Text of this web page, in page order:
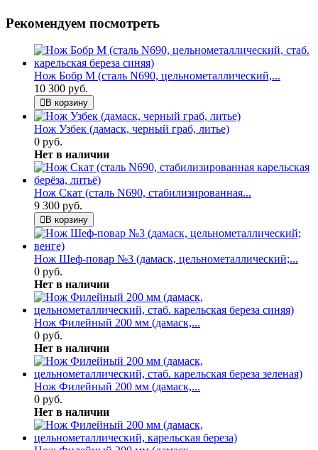
Рекомендуем посмотреть
Нож Бобр М (сталь N690, цельнометаллический,...
10 300 руб.
В корзину
Нож Узбек (дамаск, черный граб, литье)
0 руб.
Нет в наличии
Нож Скат (сталь N690, стабилизированная...
9 300 руб.
В корзину
Нож Шеф-повар №3 (дамаск, цельнометаллический;...
0 руб.
Нет в наличии
Нож Филейный 200 мм (дамаск,...
0 руб.
Нет в наличии
Нож Филейный 200 мм (дамаск,...
0 руб.
Нет в наличии